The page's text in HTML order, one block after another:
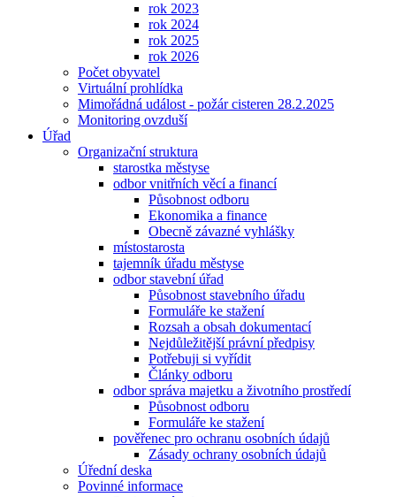
rok 2023
rok 2024
rok 2025
rok 2026
Počet obyvatel
Virtuální prohlídka
Mimořádná událost - požár cisteren 28.2.2025
Monitoring ovzduší
Úřad
Organizační struktura
starostka městyse
odbor vnitřních věcí a financí
Působnost odboru
Ekonomika a finance
Obecně závazné vyhlášky
místostarosta
tajemník úřadu městyse
odbor stavební úřad
Působnost stavebního úřadu
Formuláře ke stažení
Rozsah a obsah dokumentací
Nejdůležitější právní předpisy
Potřebuji si vyřídit
Články odboru
odbor správa majetku a životního prostředí
Působnost odboru
Formuláře ke stažení
pověřenec pro ochranu osobních údajů
Zásady ochrany osobních údajů
Úřední deska
Povinné informace